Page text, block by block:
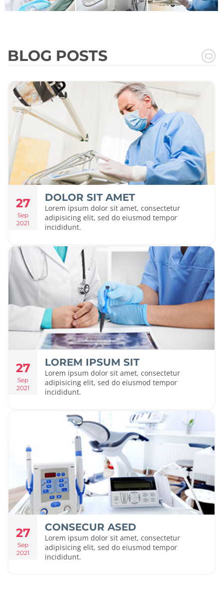
BLOG POSTS
27
Sep
2021
DOLOR SIT AMET
Lorem ipsum dolor sit amet, consectetur
adipisicing elit, sed do eiusmod tempor
incididunt.
27
Sep
2021
LOREM IPSUM SIT
Lorem ipsum dolor sit amet, consectetur
adipisicing elit, sed do eiusmod tempor
incididunt.
27
Sep
2021
CONSECUR ASED
Lorem ipsum dolor sit amet, consectetur
adipisicing elit, sed do eiusmod tempor
incididunt.